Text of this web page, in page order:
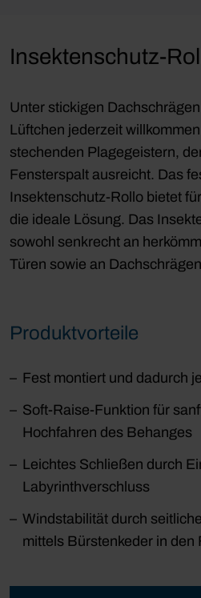
Insektenschutz-
Unter stickigen
Lüftchen jederzeit
stechenden Plagegeistern,
Fensterspalt ausreicht. Das
Insektenschutz-Rollo bietet
die ideale Lösung. Das
sowohl senkrecht an
Türen sowie an
Produktvorteile
Fest montiert und dadurch
Soft-Raise-Funktion für
Hochfahren des Behanges
Leichtes Schließen durch
Labyrinthverschluss
Windstabilität durch
mittels Bürstenkeder in den